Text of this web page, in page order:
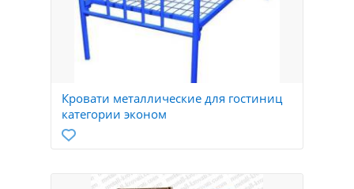
Кровати металлические для гостиниц
категории эконом